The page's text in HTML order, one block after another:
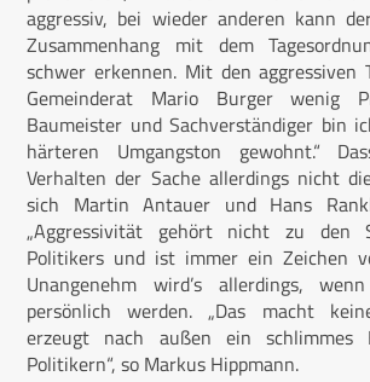
aggressiv, bei wieder anderen kann
Zusammenhang mit dem
schwer erkennen. Mit den aggressiven
Gemeinderat Mario Burger wenig
Baumeister und Sachverständiger bin
härteren Umgangston gewohnt.“
Verhalten der Sache allerdings nicht
sich Martin Antauer und Hans
„Aggressivität gehört nicht zu den
Politikers und ist immer ein Zeichen
Unangenehm wird’s allerdings,
persönlich werden. „Das macht
erzeugt nach außen ein
Politikern“, so Markus Hippmann.